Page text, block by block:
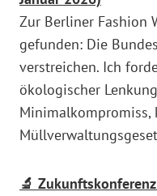
Zur Berliner Fashion
gefunden: Die
verstreichen. Ich
ökologischer
Minimalkompromiss,
🔬